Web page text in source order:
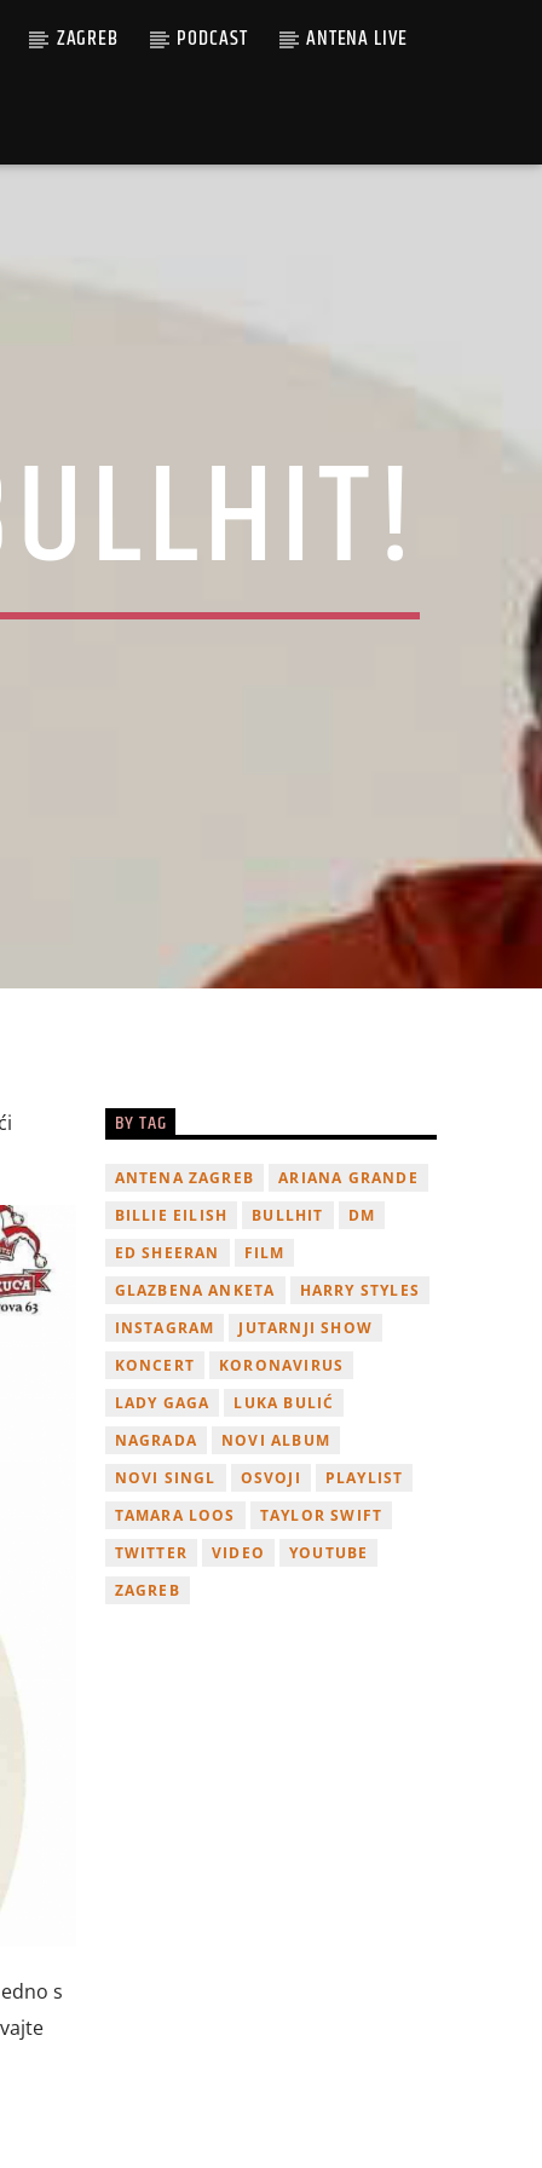
ZAGREB PODCAST ANTENA LIVE
s
BY TAG
ANTENA ZAGREB
ARIANA GRANDE
BILLIE EILISH
BULLHIT
DM
ED SHEERAN
FILM
GLAZBENA ANKETA
HARRY STYLES
INSTAGRAM
JUTARNJI SHOW
KONCERT
KORONAVIRUS
LADY GAGA
LUKA BULIĆ
NAGRADA
NOVI ALBUM
NOVI SINGL
OSVOJI
PLAYLIST
TAMARA LOOS
TAYLOR SWIFT
TWITTER
VIDEO
YOUTUBE
ZAGREB